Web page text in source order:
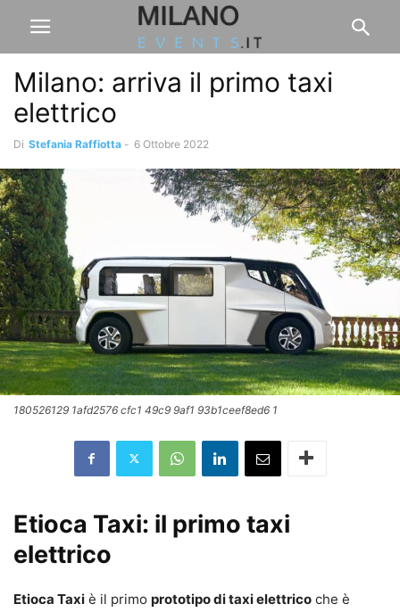
Milano: arriva il primo taxi
elettrico
Di Stefania Raffiotta - 6 Ottobre 2022
180526129 1afd2576 cfc1 49c9 9af1 93b1ceef8ed6 1
Etioca Taxi: il primo taxi
elettrico
Etioca Taxi è il primo prototipo di taxi elettrico che è